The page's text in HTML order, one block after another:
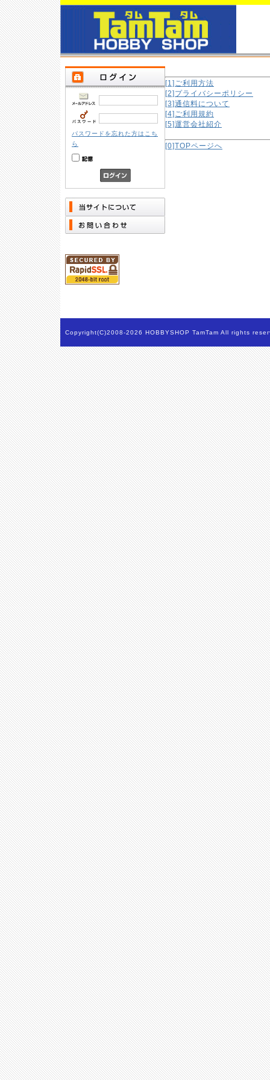
パスワードを忘れた方はこち
ら
[1]ご利用方法
[2]プライバシーポリシー
[3]通信料について
[4]ご利用規約
[5]運営会社紹介
[0]TOPページへ
Copyright(C)2008-2026 HOBBYSHOP TamTam All rights